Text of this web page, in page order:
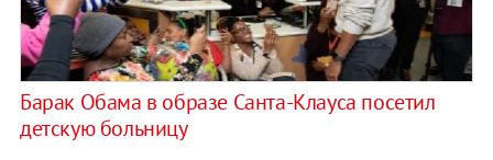
Барак Обама в образе Санта-Клауса посетил
детскую больницу